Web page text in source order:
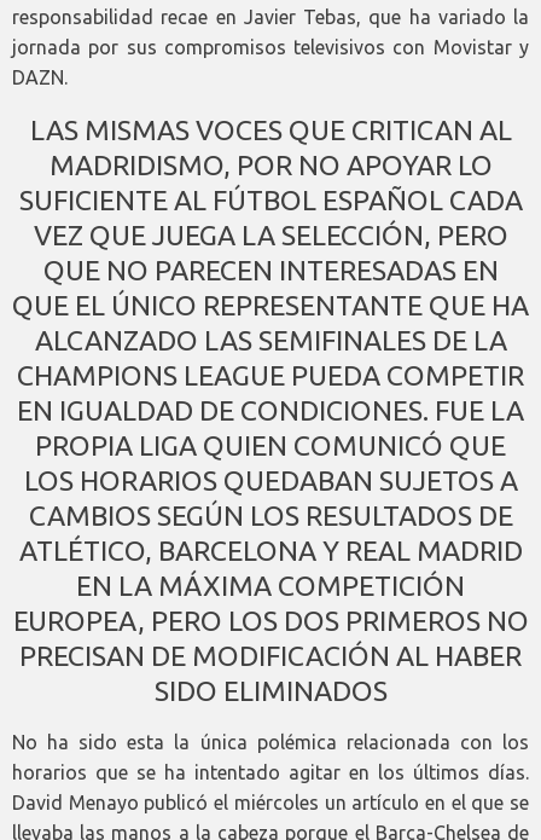
responsabilidad recae en Javier Tebas, que ha variado la
jornada por sus compromisos televisivos con Movistar y
DAZN.
LAS MISMAS VOCES QUE CRITICAN AL
MADRIDISMO, POR NO APOYAR LO
SUFICIENTE AL FÚTBOL ESPAÑOL CADA
VEZ QUE JUEGA LA SELECCIÓN, PERO
QUE NO PARECEN INTERESADAS EN
QUE EL ÚNICO REPRESENTANTE QUE HA
ALCANZADO LAS SEMIFINALES DE LA
CHAMPIONS LEAGUE PUEDA COMPETIR
EN IGUALDAD DE CONDICIONES. FUE LA
PROPIA LIGA QUIEN COMUNICÓ QUE
LOS HORARIOS QUEDABAN SUJETOS A
CAMBIOS SEGÚN LOS RESULTADOS DE
ATLÉTICO, BARCELONA Y REAL MADRID
EN LA MÁXIMA COMPETICIÓN
EUROPEA, PERO LOS DOS PRIMEROS NO
PRECISAN DE MODIFICACIÓN AL HABER
SIDO ELIMINADOS
No ha sido esta la única polémica relacionada con los
horarios que se ha intentado agitar en los últimos días.
David Menayo publicó el miércoles un artículo en el que se
llevaba las manos a la cabeza porque el Barça-Chelsea de